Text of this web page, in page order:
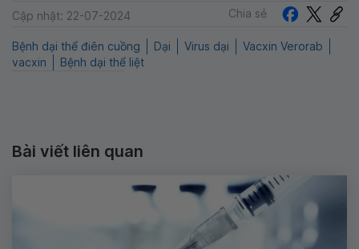
Cập nhật: 22-07-2024 Chia sẻ
Bệnh dại thể điên cuồng Dại Virus dại
Vacxin Verorab
vacxin
Bệnh dại thể liệt
Bài viết liên quan